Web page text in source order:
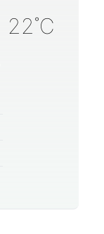
22˚C